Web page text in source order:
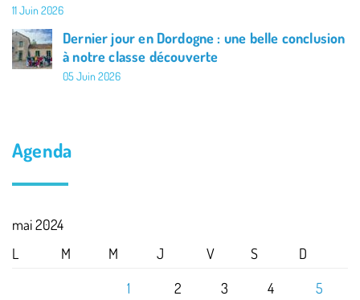
11 Juin 2026
Dernier jour en Dordogne : une belle conclusion
à notre classe découverte
05 Juin 2026
Agenda
mai 2024
L
M M J V S
D
1
2 3 4 5